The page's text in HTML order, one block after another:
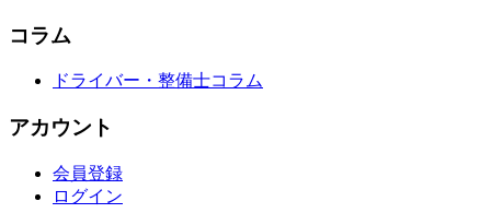
コラム
ドライバー・整備士コラム
アカウント
会員登録
ログイン